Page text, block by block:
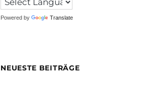
Powered by Translate
NEUESTE BEITRÄGE